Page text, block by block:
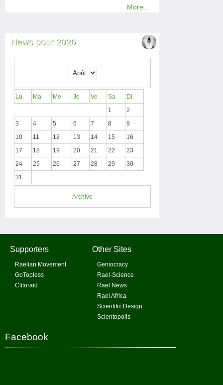
More...
News pour 2026
Lu Ma Me Je Ve Sa
Di
1
2
3
4 5 6 7 8
9
10
11 12 13 14 15
16
17
18 19 20 21 22
23
24
25 26 27 28 29
30
31
Archive
Supporters
Raelian Movement
GoTopless
Clitoraid
Other Sites
Geniocracy
Rael-Science
Rael News
Rael Africa
Scientific Design
Scientopolis
Facebook